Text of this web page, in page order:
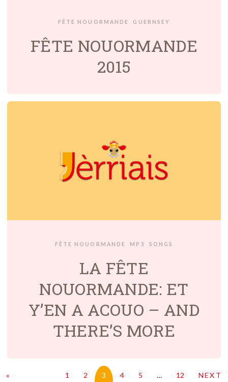
FÊTE NOUORMANDE GUERNSEY
FÊTE NOUORMANDE
2015
FÊTE NOUORMANDE MP3 SONGS
LA FÊTE
NOUORMANDE: ET
Y’EN A ACOUO – AND
THERE’S MORE
« 1 2 3 4 5 … 12 NEXT